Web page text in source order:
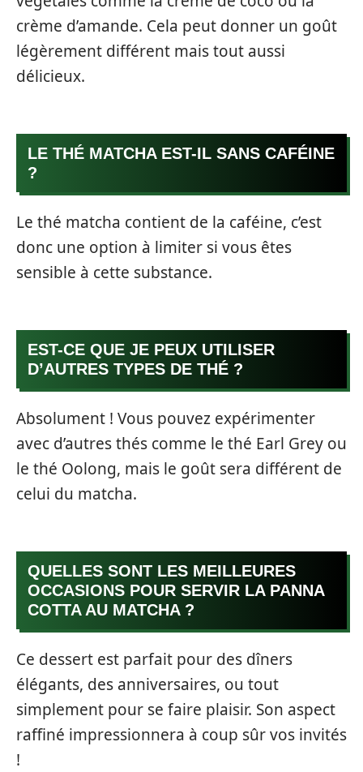
crème d’amande. Cela peut donner un goût
légèrement différent mais tout aussi
délicieux.
LE THÉ MATCHA EST-IL SANS CAFÉINE
?
Le thé matcha contient de la caféine, c’est
donc une option à limiter si vous êtes
sensible à cette substance.
EST-CE QUE JE PEUX UTILISER
D’AUTRES TYPES DE THÉ ?
Absolument ! Vous pouvez expérimenter
avec d’autres thés comme le thé Earl Grey ou
le thé Oolong, mais le goût sera différent de
celui du matcha.
QUELLES SONT LES MEILLEURES
OCCASIONS POUR SERVIR LA PANNA
COTTA AU MATCHA ?
Ce dessert est parfait pour des dîners
élégants, des anniversaires, ou tout
simplement pour se faire plaisir. Son aspect
raffiné impressionnera à coup sûr vos invités
!